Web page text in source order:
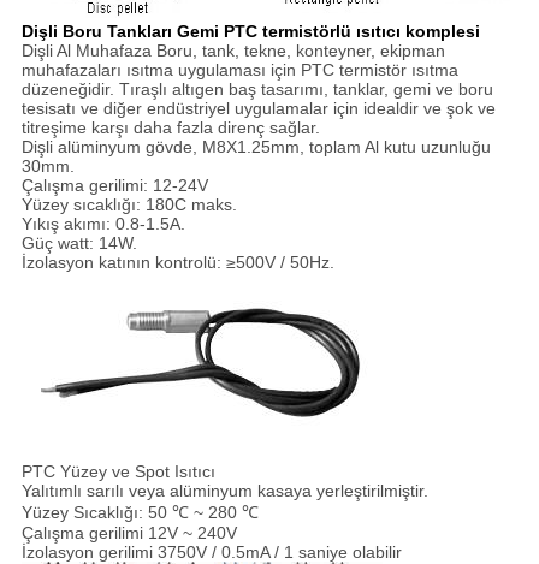
Dişli Boru Tankları Gemi PTC termistörlü ısıtıcı komplesi
Dişli Al Muhafaza Boru, tank, tekne, konteyner, ekipman
muhafazaları ısıtma uygulaması için PTC termistör ısıtma
düzeneğidir. Tıraşlı altıgen baş tasarımı, tanklar, gemi ve boru
tesisatı ve diğer endüstriyel uygulamalar için idealdir ve şok ve
titreşime karşı daha fazla direnç sağlar.
Dişli alüminyum gövde, M8X1.25mm, toplam Al kutu uzunluğu
30mm.
Çalışma gerilimi: 12-24V
Yüzey sıcaklığı: 180C maks.
Yıkış akımı: 0.8-1.5A.
Güç watt: 14W.
İzolasyon katının kontrolü: ≥500V / 50Hz.
PTC Yüzey ve Spot Isıtıcı
Yalıtımlı sarılı veya alüminyum kasaya yerleştirilmiştir.
Yüzey Sıcaklığı: 50 ℃ ~ 280 ℃
Çalışma gerilimi 12V ~ 240V
İzolasyon gerilimi 3750V / 0.5mA / 1 saniye olabilir